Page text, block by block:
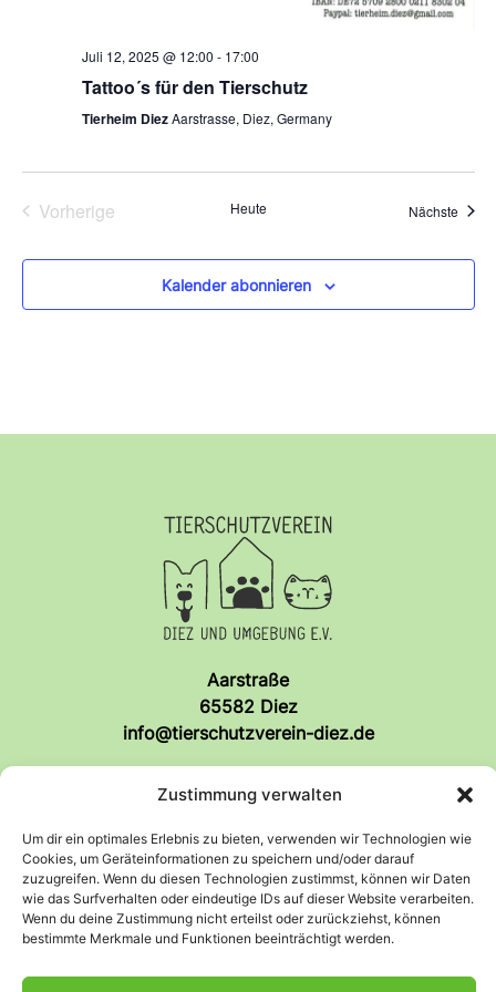
Zustimmung verwalten
Um dir ein optimales Erlebnis zu bieten, verwenden wir Technologien wie
Cookies, um Geräteinformationen zu speichern und/oder darauf
zuzugreifen. Wenn du diesen Technologien zustimmst, können wir Daten
wie das Surfverhalten oder eindeutige IDs auf dieser Website verarbeiten.
Wenn du deine Zustimmung nicht erteilst oder zurückziehst, können
bestimmte Merkmale und Funktionen beeinträchtigt werden.
Juli 12, 2025 @ 12:00 - 17:00
Tattoo´s für den Tierschutz
Tierheim DiezAarstrasse, Diez, Germany
VorherigeVeranstaltungenHeute Nächste
Kalender abonnieren
Aarstraße
65582 Diez
info@tierschutzverein-diez.de
So findet ihr uns!
Anfahrt Facebook